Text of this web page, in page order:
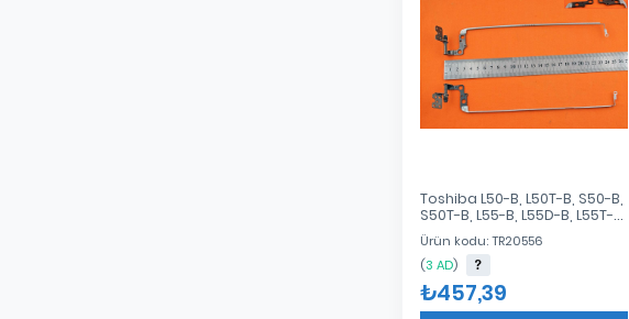
Toshiba L50-B, L50T-B, S50-B,
S50T-B, L55-B, L55D-B, L55T-B
Menteşe FBBL1002010
FBBL1004010
Ürün kodu: TR20556
(3 AD)
₺457,39